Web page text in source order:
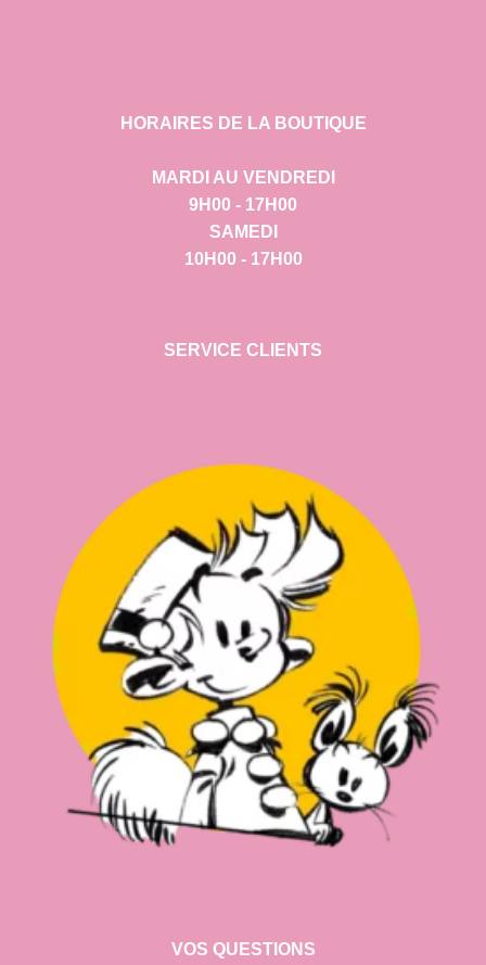
HORAIRES DE LA BOUTIQUE
MARDI AU VENDREDI
9H00 - 17H00
SAMEDI
10H00 - 17H00
SERVICE CLIENTS
VOS QUESTIONS